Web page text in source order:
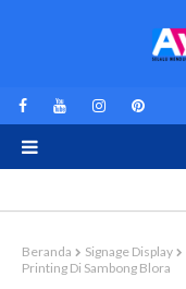
Beranda Signage Display
Printing Di Sambong Blora